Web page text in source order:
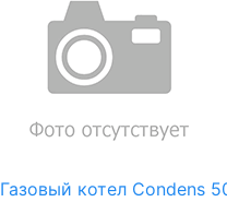
Газовый котел Condens